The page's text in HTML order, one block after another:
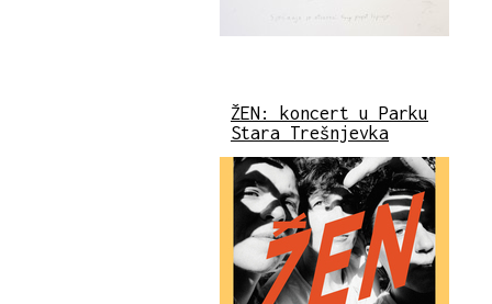
ŽEN: koncert u Parku
Stara Trešnjevka